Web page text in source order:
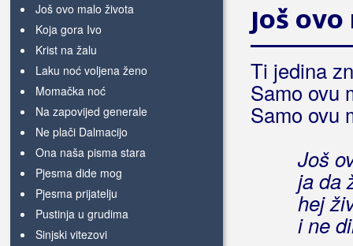
Još ovo malo života
Koja gora Ivo
Krist na žalu
Laku noć voljena ženo
Momačka noć
Na zapovijed generale
Ne plači Dalmacijo
Ona naša pisma stara
Pjesma dide mog
Pjesma prijatelju
Pustinja u grudima
Sinjski vitezovi
Još
Ti jedina
Samo ovu
Samo ovu
Još
ja da
hej
i ne